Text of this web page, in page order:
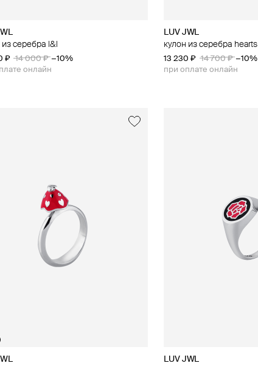
из серебра l&l
₽ 14 000 ₽ −10%
онлайн
LUV JWL
кулон из серебра hearts
13 230 ₽ 14 700 ₽ −10%
при оплате онлайн
LUV JWL